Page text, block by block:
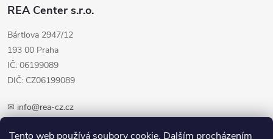
Tento web používá soubory cookie. Dalším procházením
REA Center s.r.o.
Bártlova 2947/12
193 00 Praha
IČ: 06199089
DIČ: CZ06199089
✉ info@rea-cz.cz